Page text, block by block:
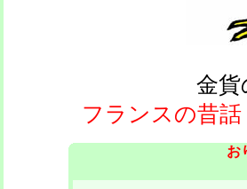
金貨
フランスの昔話
お